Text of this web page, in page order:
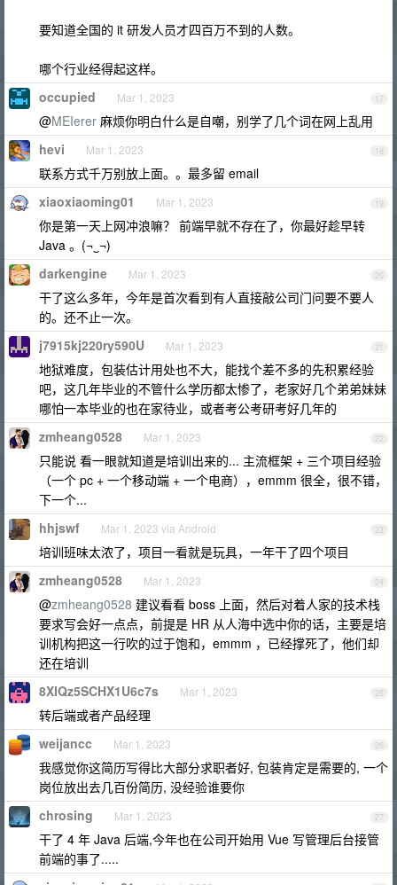
要知道全国的 it 研发人员才四百万不到的人数。
哪个行业经得起这样。
17
occupied Mar 1, 2023
@MEIerer 麻烦你明白什么是自嘲，别学了几个词在网上乱用
18
hevi Mar 1, 2023
联系方式千万别放上面。。最多留 email
19
xiaoxiaoming01 Mar 1, 2023
你是第一天上网冲浪嘛？ 前端早就不存在了，你最好趁早转
Java 。(¬‿¬)
20
darkengine Mar 1, 2023
干了这么多年，今年是首次看到有人直接敲公司门问要不要人
的。还不止一次。
21
j7915kj220ry590U Mar 1, 2023
地狱难度，包装估计用处也不大，能找个差不多的先积累经验
吧，这几年毕业的不管什么学历都太惨了，老家好几个弟弟妹妹
哪怕一本毕业的也在家待业，或者考公考研考好几年的
22
zmheang0528 Mar 1, 2023
只能说 看一眼就知道是培训出来的... 主流框架 + 三个项目经验
（一个 pc + 一个移动端 + 一个电商），emmm 很全，很不错，
下一个...
23
hhjswf Mar 1, 2023 via Android
培训班味太浓了，项目一看就是玩具，一年干了四个项目
24
zmheang0528 Mar 1, 2023
@zmheang0528 建议看看 boss 上面，然后对着人家的技术栈
要求写会好一点点，前提是 HR 从人海中选中你的话，主要是培
训机构把这一行吹的过于饱和，emmm ，已经撑死了，他们却
还在培训
25
8XIQz5SCHX1U6c7s Mar 1, 2023
转后端或者产品经理
26
weijancc Mar 1, 2023
我感觉你这简历写得比大部分求职者好, 包装肯定是需要的, 一个
岗位放出去几百份简历, 没经验谁要你
27
chrosing Mar 1, 2023
干了 4 年 Java 后端,今年也在公司开始用 Vue 写管理后台接管
前端的事了.....